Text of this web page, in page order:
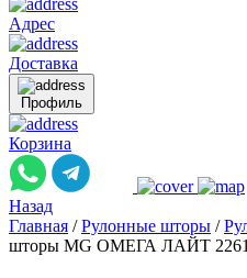
Адрес
Доставка
Профиль
Корзина
Назад
Главная / Рулонные шторы /
шторы MG ОМЕГА ЛАЙТ 2261